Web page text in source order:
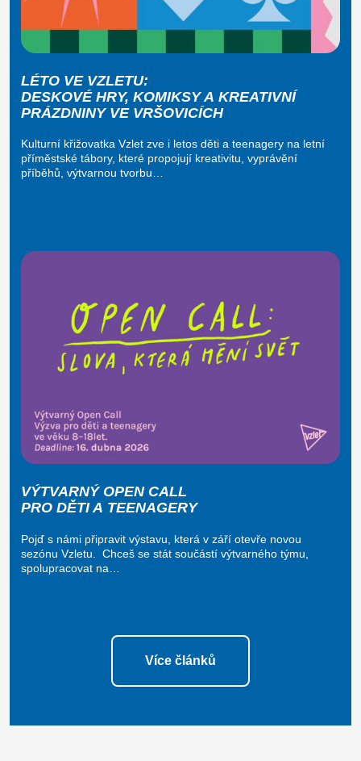
LÉTO VE VZLETU:
DESKOVÉ HRY, KOMIKSY A KREATIVNÍ
PRÁZDNINY VE VRŠOVICÍCH
Kulturní křižovatka Vzlet zve i letos děti a teenagery na letní
příměstské tábory, které propojují kreativitu, vyprávění
příběhů, výtvarnou tvorbu…
VÝTVARNÝ OPEN CALL
PRO DĚTI A TEENAGERY
Pojď s námi připravit výstavu, která v září otevře novou
sezónu Vzletu. Chceš se stát součástí výtvarného týmu,
spolupracovat na…
Více článků